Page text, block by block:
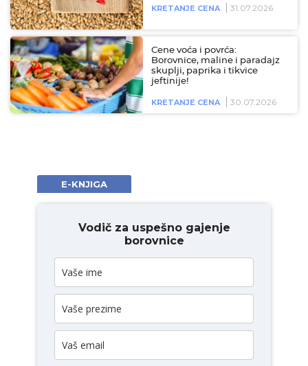
KRETANJE CENA 31.07.2026
Cene voća i povrća:
Borovnice, maline i paradajz
skuplji, paprika i tikvice
jeftinije!
KRETANJE CENA 30.07.2026
E-KNJIGA
Vodič za uspešno gajenje
borovnice